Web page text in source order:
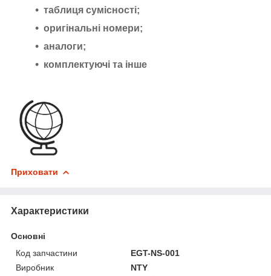
таблиця сумісності;
оригінальні номери;
аналоги;
комплектуючі та інше
Приховати
Характеристики
Основні
Код запчастини
EGT-NS-001
Виробник
NTY